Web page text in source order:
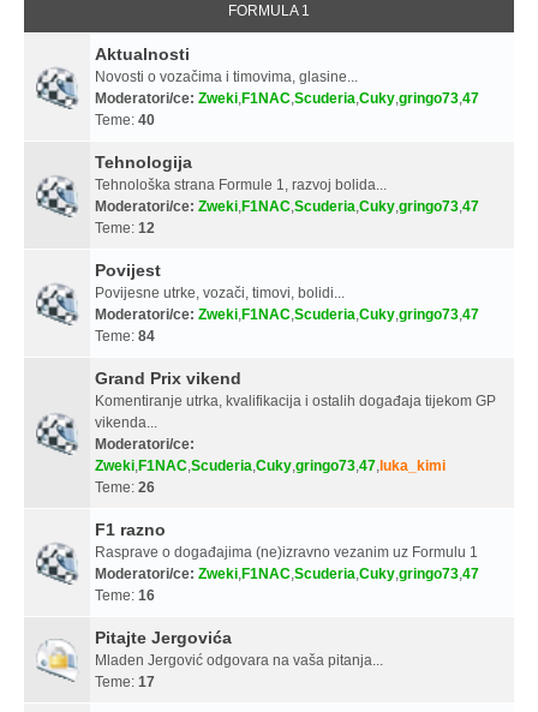
FORMULA 1
Aktualnosti
Novosti o vozačima i timovima, glasine...
Moderatori/ce: Zweki,F1NAC,Scuderia,Cuky,gringo73,47
Teme: 40
Tehnologija
Tehnološka strana Formule 1, razvoj bolida...
Moderatori/ce: Zweki,F1NAC,Scuderia,Cuky,gringo73,47
Teme: 12
Povijest
Povijesne utrke, vozači, timovi, bolidi...
Moderatori/ce: Zweki,F1NAC,Scuderia,Cuky,gringo73,47
Teme: 84
Grand Prix vikend
Komentiranje utrka, kvalifikacija i ostalih događaja tijekom GP
vikenda...
Moderatori/ce:
Zweki,F1NAC,Scuderia,Cuky,gringo73,47,luka_kimi
Teme: 26
F1 razno
Rasprave o događajima (ne)izravno vezanim uz Formulu 1
Moderatori/ce: Zweki,F1NAC,Scuderia,Cuky,gringo73,47
Teme: 16
Pitajte Jergovića
Mladen Jergović odgovara na vaša pitanja...
Teme: 17